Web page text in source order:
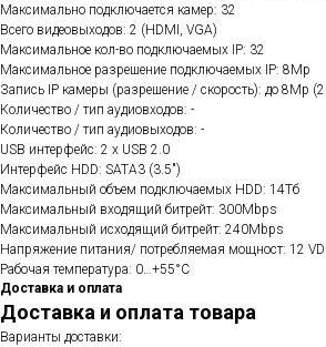
Максимально подключается камер: 32
Всего видеовыходов: 2 (HDMI, VGA)
Максимальное кол-во подключаемых IP: 32
Максимальное разрешение подключаемых IP: 8Mp
Запись IP камеры (разрешение / скорость): до 8Mp
Количество / тип аудиовходов: -
Количество / тип аудиовыходов: -
USB интерфейс: 2 x USB 2.0
Интерфейс HDD: SATA3 (3.5")
Максимальный объем подключаемых HDD: 14Тб
Максимальный входящий битрейт: 300Mbps
Максимальный исходящий битрейт: 240Mbps
Напряжение питания/ потребляемая мощност: 12
Рабочая температура: 0…+55°С
Доставка и оплата
Доставка и оплата товара
Варианты доставки: